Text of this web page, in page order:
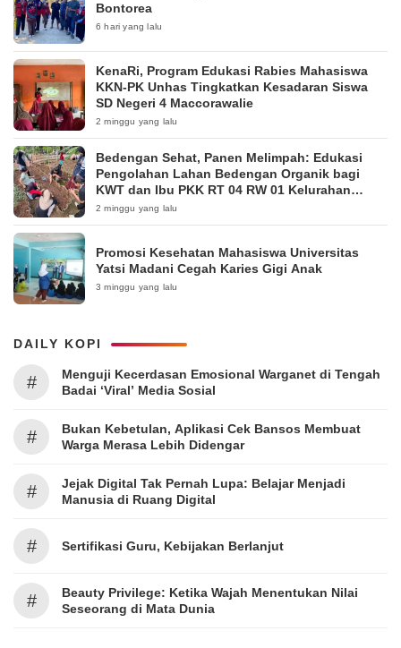
Bontorea
6 hari yang lalu
KenaRi, Program Edukasi Rabies Mahasiswa
KKN-PK Unhas Tingkatkan Kesadaran Siswa
SD Negeri 4 Maccorawalie
2 minggu yang lalu
Bedengan Sehat, Panen Melimpah: Edukasi
Pengolahan Lahan Bedengan Organik bagi
KWT dan Ibu PKK RT 04 RW 01 Kelurahan
Pakintelan
2 minggu yang lalu
Promosi Kesehatan Mahasiswa Universitas
Yatsi Madani Cegah Karies Gigi Anak
3 minggu yang lalu
DAILY KOPI
#
Menguji Kecerdasan Emosional Warganet di Tengah
Badai ‘Viral’ Media Sosial
#
Bukan Kebetulan, Aplikasi Cek Bansos Membuat
Warga Merasa Lebih Didengar
#
Jejak Digital Tak Pernah Lupa: Belajar Menjadi
Manusia di Ruang Digital
# Sertifikasi Guru, Kebijakan Berlanjut
#
Beauty Privilege: Ketika Wajah Menentukan Nilai
Seseorang di Mata Dunia